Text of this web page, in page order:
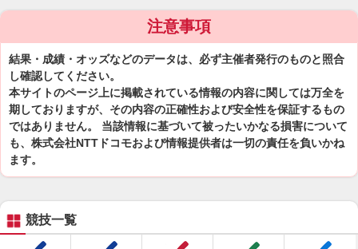
注意事項
結果・成績・オッズなどのデータは、必ず主催者発行のものと照合
し確認してください。
本サイトのページ上に掲載されている情報の内容に関しては万全を
期しておりますが、その内容の正確性および安全性を保証するもの
ではありません。 当該情報に基づいて被ったいかなる損害について
も、株式会社NTTドコモおよび情報提供者は一切の責任を負いかね
ます。
競技一覧